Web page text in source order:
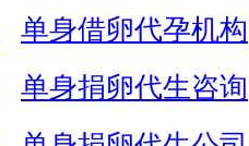
单身借卵代孕机构
单身捐卵代生咨询